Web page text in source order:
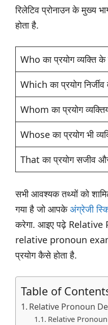
रिलेटिव प्रोनाउन के मुख्य
होता है.
Who का प्रयोग व्यक्ति के
Which का प्रयोग
Whom का प्रयोग
Whose का प्रयोग भी
That का प्रयोग सजीव और
सभी आवश्यक तथ्यों को
गया है जो आपकेअंग्रेजी
करेगा. आइए पढ़े
relative pronoun
प्रयोग कैसे होता है.
Table of
Relative Pronoun
Relative Pronoun